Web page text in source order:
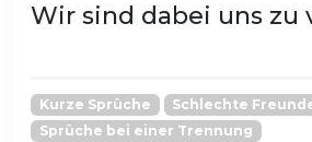
Wir sind dabei uns zu
Kurze Sprüche
Schlechte
Sprüche bei einer Trennung